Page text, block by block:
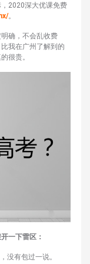
2020深大优课免费
。
确，不会乱收费
我在广州了解到的
很贵。
一下雷区：
没有包过一说。